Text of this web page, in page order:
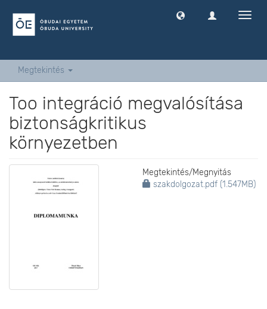
Megtekintés
Too integráció megvalósítása
biztonságkritikus
környezetben
Megtekintés/Megnyitás
szakdolgozat.pdf (1.547MB)